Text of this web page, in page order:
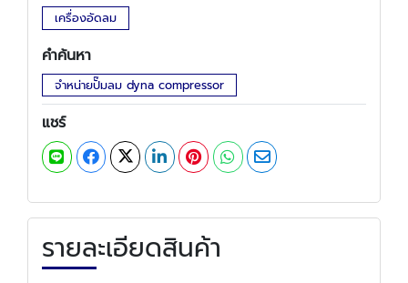
เครื่องอัดลม
คำค้นหา
จําหน่ายปั๊มลม dyna compressor
แชร์
รายละเอียดสินค้า